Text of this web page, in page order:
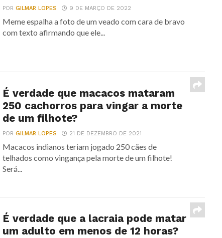
PORGILMAR LOPES 9 DE MARÇO DE 2022
Meme espalha a foto de um veado com cara de bravo
com texto afirmando que ele...
É verdade que macacos mataram
250 cachorros para vingar a morte
de um filhote?
PORGILMAR LOPES 21 DE DEZEMBRO DE 2021
Macacos indianos teriam jogado 250 cães de
telhados como vingança pela morte de um filhote!
Será...
É verdade que a lacraia pode matar
um adulto em menos de 12 horas?